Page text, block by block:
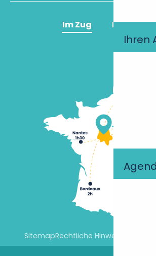
Ihren
Im Zug Im
SitemapRechtliche Hinweise